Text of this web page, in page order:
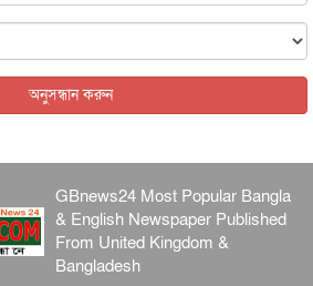
৫ আগস্ট, ২০২৬
অনুসন্ধান করুন
GBnews24 Most Popular Bangla
& English Newspaper Published
From United Kingdom &
Bangladesh